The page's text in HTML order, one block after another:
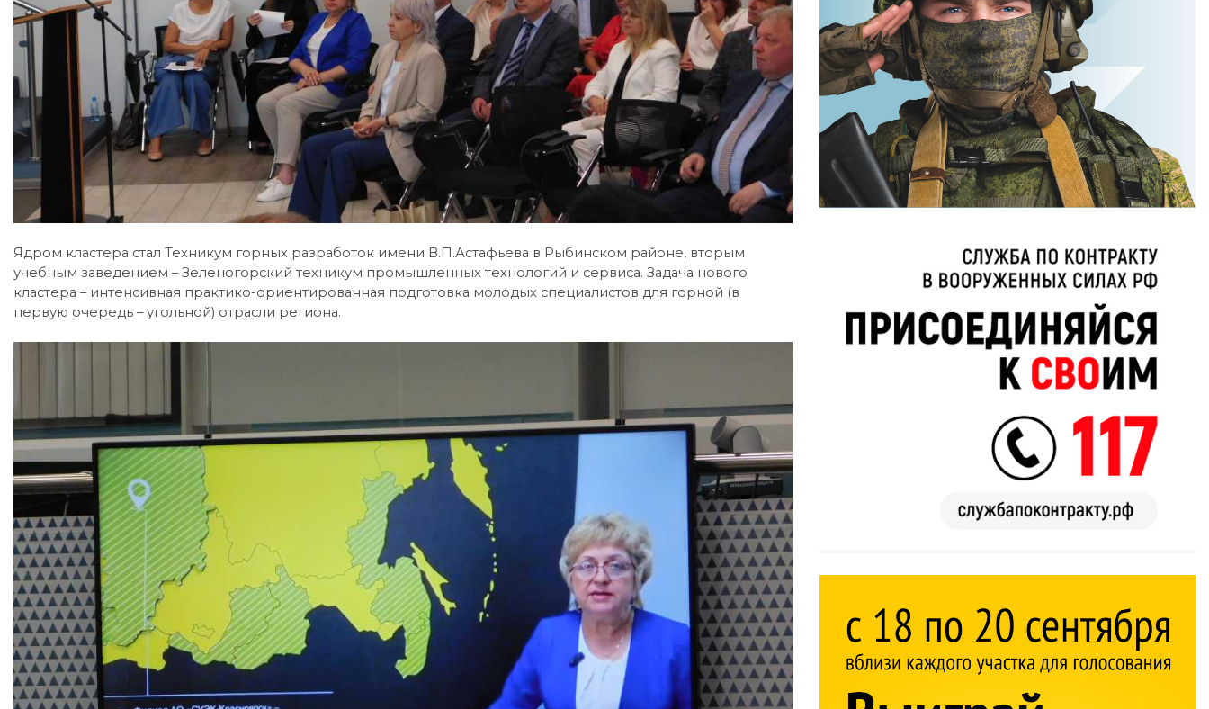
Ядром кластера стал Техникум горных разработок имени В.П.Астафьева в Рыбинском районе, вторым
учебным заведением – Зеленогорский техникум промышленных технологий и сервиса. Задача нового
кластера – интенсивная практико-ориентированная подготовка молодых специалистов для горной (в
первую очередь – угольной) отрасли региона.